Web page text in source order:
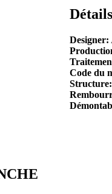
Détails
Designer:
Code du
Structure: